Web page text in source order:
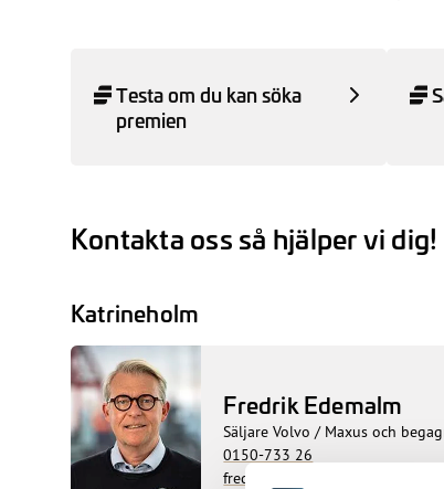
Testa om du kan söka
premien
Kontakta oss så hjälper vi dig!
Katrineholm
Fredrik Edemalm
Säljare Volvo / Maxus och
0150-733 26
fredrik.edemalm@skobes.se